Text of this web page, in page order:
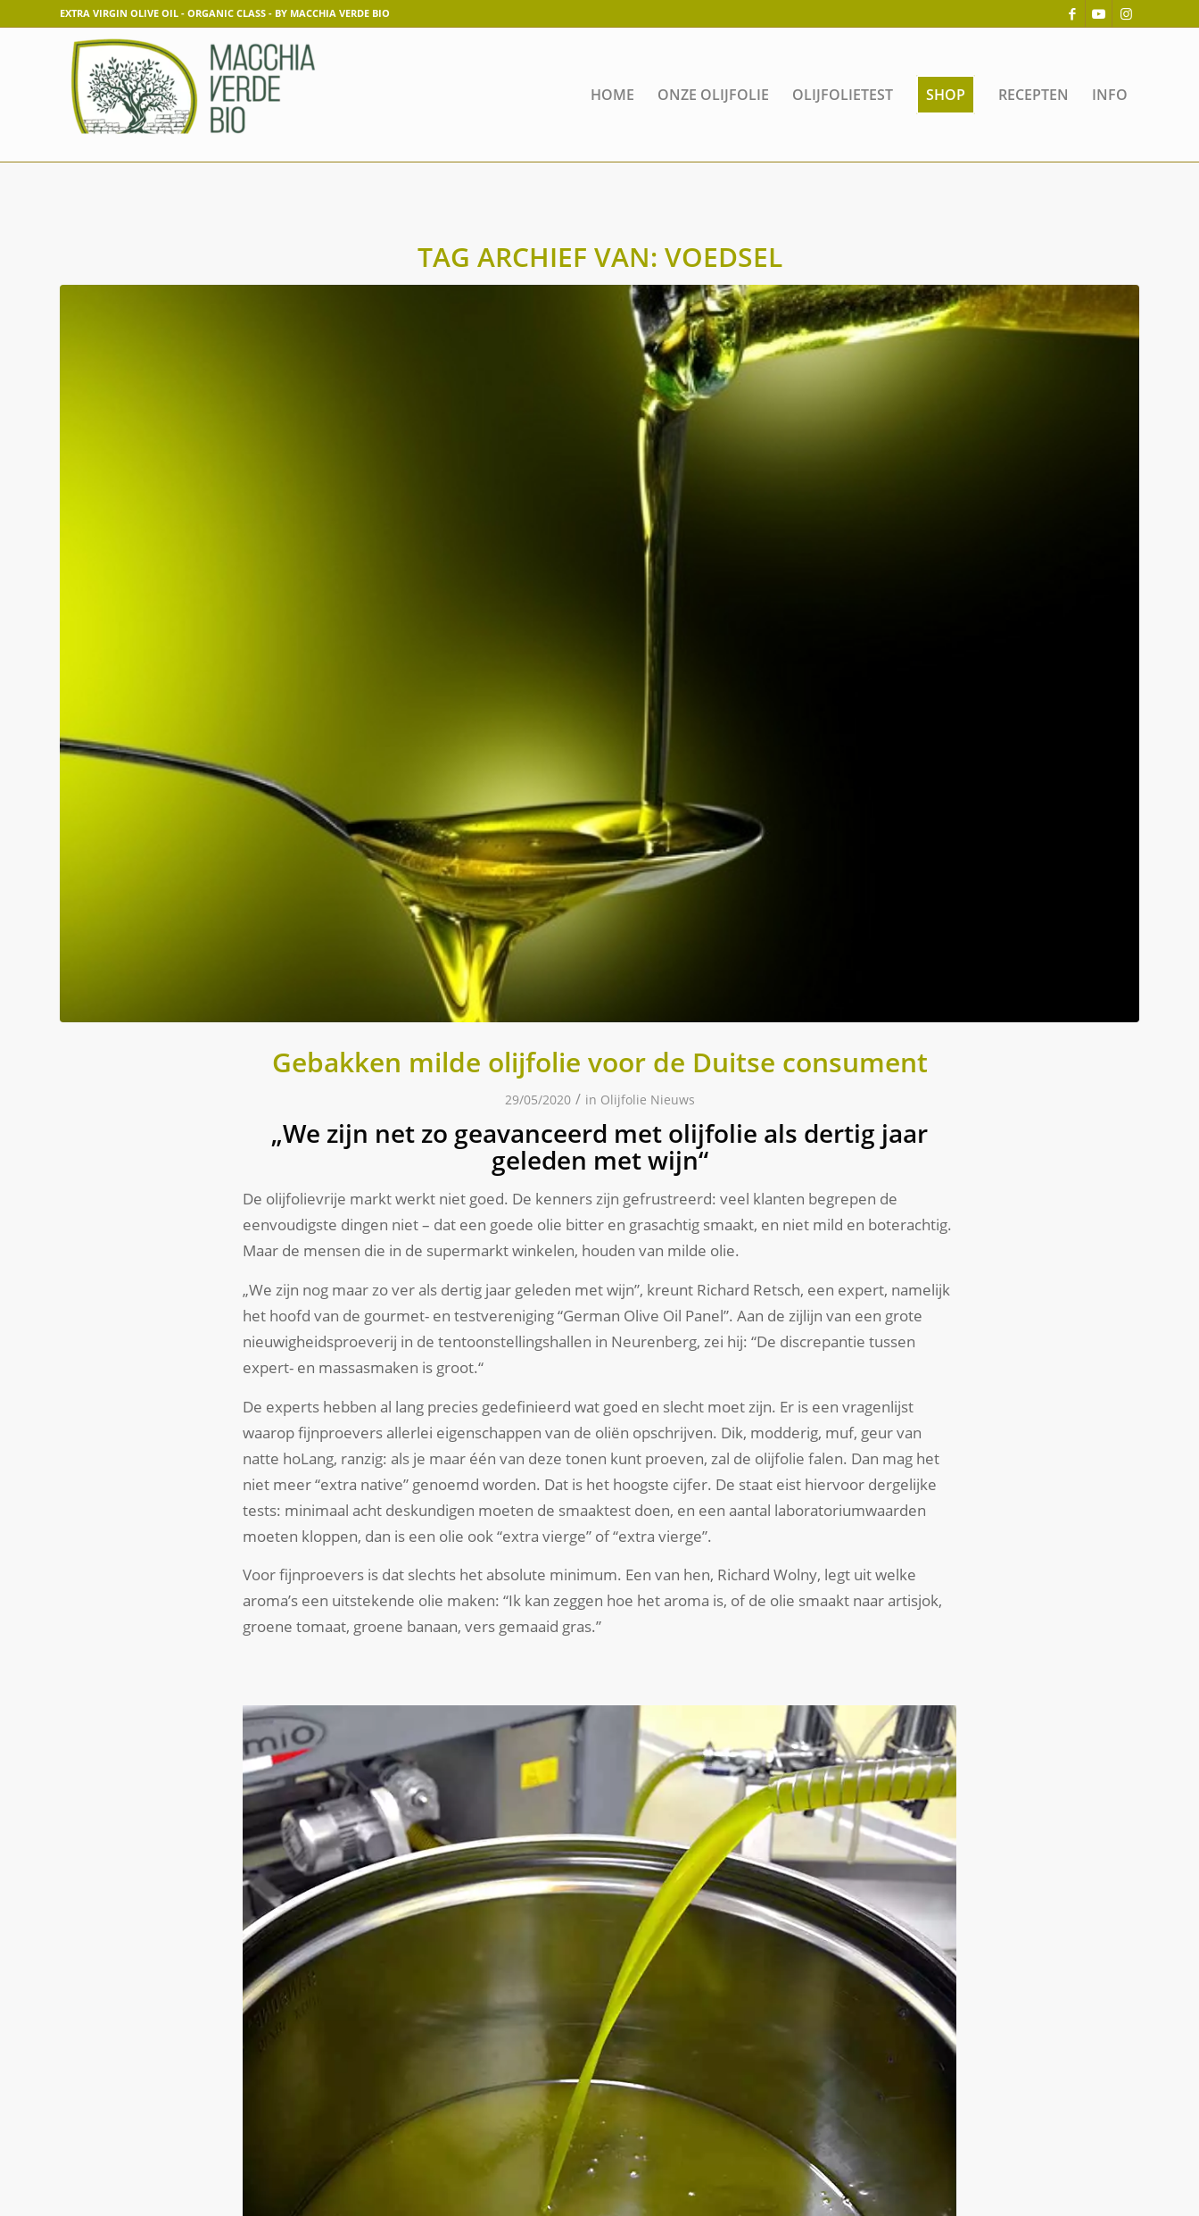
EXTRA VIRGIN OLIVE OIL - ORGANIC CLASS - BY MACCHIA VERDE BIO
HOME ONZE OLIJFOLIE OLIJFOLIETEST SHOP RECEPTEN INFO
TAG ARCHIEF VAN: VOEDSEL
Gebakken milde olijfolie voor de Duitse consument
29/05/2020 / in Olijfolie Nieuws
„We zijn net zo geavanceerd met olijfolie als dertig jaar
geleden met wijn“
De olijfolievrije markt werkt niet goed. De kenners zijn gefrustreerd: veel klanten begrepen de
eenvoudigste dingen niet – dat een goede olie bitter en grasachtig smaakt, en niet mild en boterachtig.
Maar de mensen die in de supermarkt winkelen, houden van milde olie.
„We zijn nog maar zo ver als dertig jaar geleden met wijn”, kreunt Richard Retsch, een expert, namelijk
het hoofd van de gourmet- en testvereniging “German Olive Oil Panel”. Aan de zijlijn van een grote
nieuwigheidsproeverij in de tentoonstellingshallen in Neurenberg, zei hij: “De discrepantie tussen
expert- en massasmaken is groot.“
De experts hebben al lang precies gedefinieerd wat goed en slecht moet zijn. Er is een vragenlijst
waarop fijnproevers allerlei eigenschappen van de oliën opschrijven. Dik, modderig, muf, geur van
natte hoLang, ranzig: als je maar één van deze tonen kunt proeven, zal de olijfolie falen. Dan mag het
niet meer “extra native” genoemd worden. Dat is het hoogste cijfer. De staat eist hiervoor dergelijke
tests: minimaal acht deskundigen moeten de smaaktest doen, en een aantal laboratoriumwaarden
moeten kloppen, dan is een olie ook “extra vierge” of “extra vierge”.
Voor fijnproevers is dat slechts het absolute minimum. Een van hen, Richard Wolny, legt uit welke
aroma’s een uitstekende olie maken: “Ik kan zeggen hoe het aroma is, of de olie smaakt naar artisjok,
groene tomaat, groene banaan, vers gemaaid gras.”